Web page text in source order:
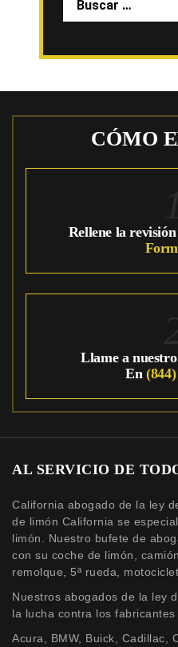
CÓMO
Rellene la
Llame a
En
AL SERVICIO DE
California abogado de la ley
de limón California se
limón. Nuestro bufete de
con su coche de limón,
remolque, 5ª rueda,
Nuestros abogados de la ley
la lucha contra los fabricantes
Acura, BMW, Buick, Cadillac,